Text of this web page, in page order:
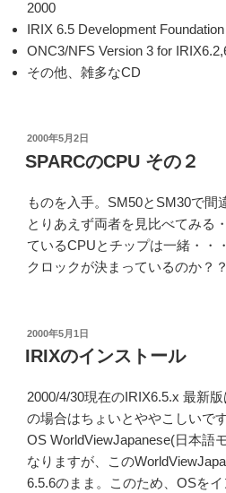
2000
IRIX 6.5 Development Foundation
ONC3/NFS Version 3 for
その他、雑多なCD
投
稿
日:
2000年5月2日
SPARCのCPU その２
ものを入手。SM50とSM30で間
とりあえず両者を見比べてみる
ているCPUとチップは一緒・・
クロックが決まっているのか？？
投
稿
日:
2000年5月1日
IRIXのインストール
2000/4/30現在のIRIX6.5.x 最新
の場合はちょいとややこしいで
OS WorldViewJapanese(日本語
なりますが、この
6.5.6のまま。このため、OSを